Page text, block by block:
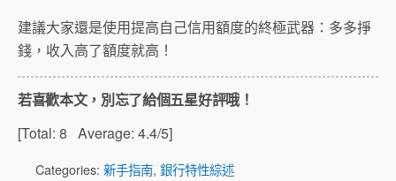
建議大家還是使用提高自己信用額度的終極武器：多多掙
錢，收入高了額度就高！
若喜歡本文，別忘了給個五星好評哦！
[Total: 8 Average: 4.4/5]
Categories: 新手指南, 銀行特性綜述